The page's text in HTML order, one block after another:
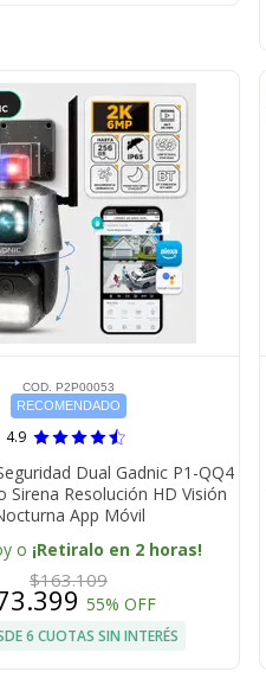
COD. P2P00053
RECOMENDADO
4.9
Dual Gadnic P1-QQ4
Sirena Resolución HD Visión
App Móvil
o ¡Retiralo en 2 horas!
$163.109
55% OFF
6 CUOTAS SIN INTERÉS